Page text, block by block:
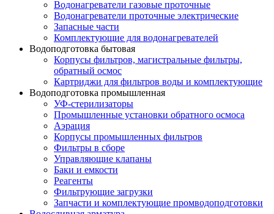
Водонагреватели газовые проточные
Водонагреватели проточные электрические
Запасные части
Комплектующие для водонагревателей
Водоподготовка бытовая
Корпусы фильтров, магистральные фильтры,
обратный осмос
Картриджи для фильтров воды и комплектующие
Водоподготовка промышленная
УФ-стерилизаторы
Промышленные установки обратного осмоса
Аэрация
Корпусы промышленных фильтров
Фильтры в сборе
Управляющие клапаны
Баки и емкости
Реагенты
Фильтрующие загрузки
Запчасти и комплектующие промводоподготовки